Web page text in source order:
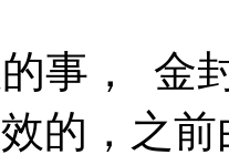
事， 金
的，之